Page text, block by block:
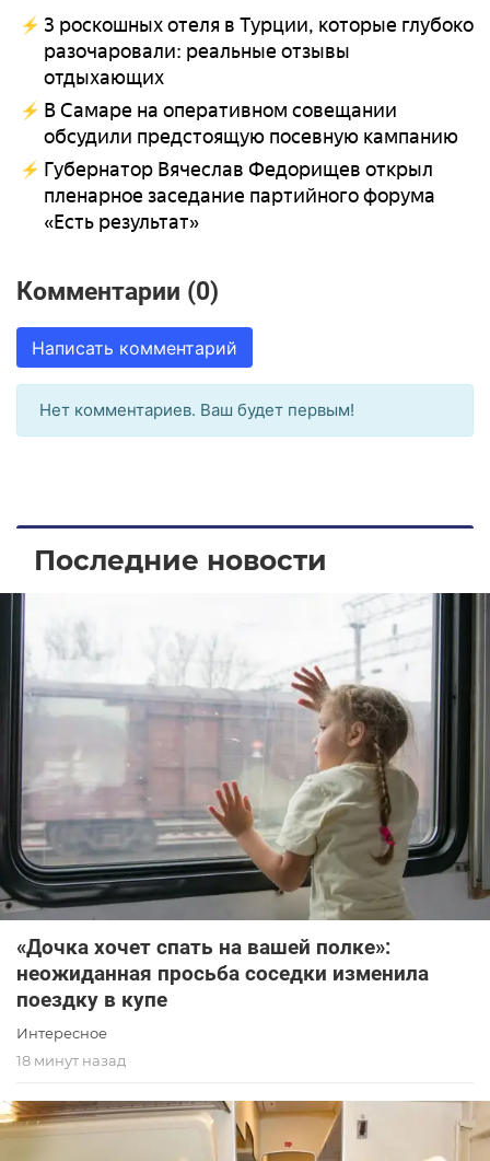
3 роскошных отеля в Турции, которые глубоко
разочаровали: реальные отзывы
отдыхающих
В Самаре на оперативном совещании
обсудили предстоящую посевную кампанию
Губернатор Вячеслав Федорищев открыл
пленарное заседание партийного форума
«Есть результат»
Комментарии (0)
Написать комментарий
Нет комментариев. Ваш будет первым!
Последние новости
«Дочка хочет спать на вашей полке»:
неожиданная просьба соседки изменила
поездку в купе
Интересное
18 минут назад